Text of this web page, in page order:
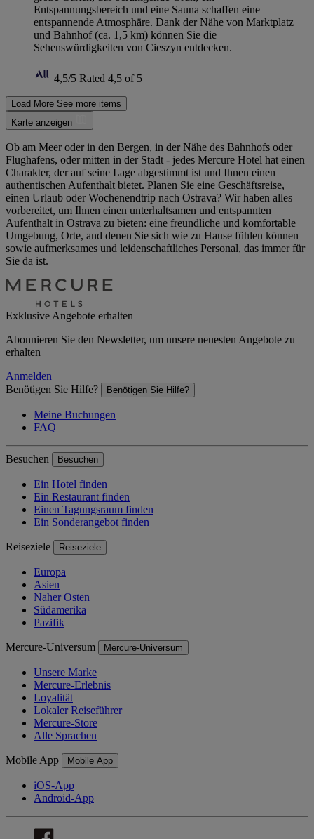
Entspannungsbereich und eine Sauna schaffen eine
entspannende Atmosphäre. Dank der Nähe von Marktplatz
und Bahnhof (ca. 1,5 km) können Sie die
Sehenswürdigkeiten von Cieszyn entdecken.
4,5/5 Rated 4,5 of 5
Load More See more items
Karte anzeigen
Ob am Meer oder in den Bergen, in der Nähe des Bahnhofs oder
Flughafens, oder mitten in der Stadt - jedes Mercure Hotel hat einen
Charakter, der auf seine Lage abgestimmt ist und Ihnen einen
authentischen Aufenthalt bietet. Planen Sie eine Geschäftsreise,
einen Urlaub oder Wochenendtrip nach Ostrava? Wir haben alles
vorbereitet, um Ihnen einen unterhaltsamen und entspannten
Aufenthalt in Ostrava zu bieten: eine freundliche und komfortable
Umgebung, Orte, and denen Sie sich wie zu Hause fühlen können
sowie aufmerksames und leidenschaftliches Personal, das immer für
Sie da ist.
Exklusive Angebote erhalten
Abonnieren Sie den Newsletter, um unsere neuesten Angebote zu
erhalten
Anmelden
Benötigen Sie Hilfe?
Benötigen Sie Hilfe?
Meine Buchungen
FAQ
Besuchen Besuchen
Ein Hotel finden
Ein Restaurant finden
Einen Tagungsraum finden
Ein Sonderangebot finden
Reiseziele Reiseziele
Europa
Asien
Naher Osten
Südamerika
Pazifik
Mercure-Universum Mercure-Universum
Unsere Marke
Mercure-Erlebnis
Loyalität
Lokaler Reiseführer
Mercure-Store
Alle Sprachen
Mobile App Mobile App
iOS-App
Android-App